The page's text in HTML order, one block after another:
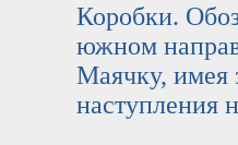
Коробки.
южном
Маячку, имея
наступления